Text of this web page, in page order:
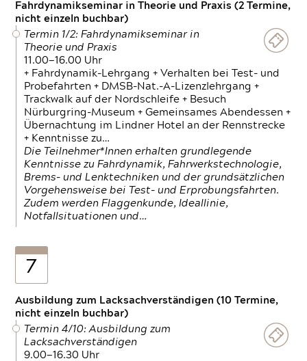
Fahrdynamikseminar in Theorie und Praxis (2 Termine,
nicht einzeln buchbar)
Termin 1/2: Fahrdynamikseminar in
Theorie und Praxis
11.00—16.00 Uhr
+ Fahrdynamik-Lehrgang + Verhalten bei Test- und
Probefahrten + DMSB-Nat.-A-Lizenzlehrgang +
Trackwalk auf der Nordschleife + Besuch
Nürburgring-Museum + Gemeinsames Abendessen +
Übernachtung im Lindner Hotel an der Rennstrecke
+ Kenntnisse zu…
Die Teilnehmer*Innen erhalten grundlegende
Kenntnisse zu Fahrdynamik, Fahrwerkstechnologie,
Brems- und Lenktechniken und der grundsätzlichen
Vorgehensweise bei Test- und Erprobungsfahrten.
Zudem werden Flaggenkunde, Ideallinie,
Notfallsituationen und…
7
Ausbildung zum Lacksachverständigen (10 Termine,
nicht einzeln buchbar)
Termin 4/10: Ausbildung zum
Lacksachverständigen
9.00—16.30 Uhr